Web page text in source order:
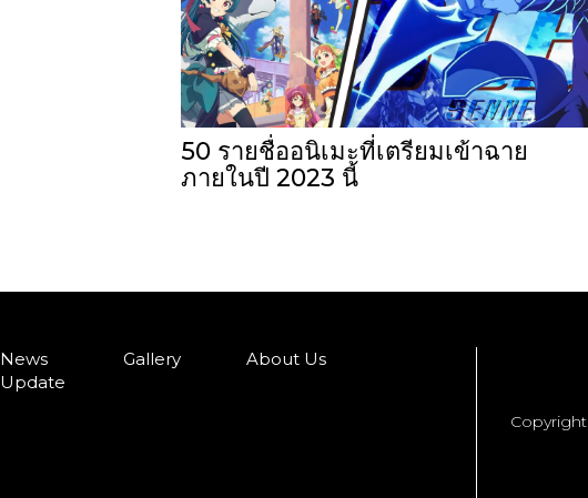
50 รายชื่ออนิเมะที่เตรียมเข้าฉาย
ภายในปี 2023 นี้
News
Update
Gallery About Us
Copyright